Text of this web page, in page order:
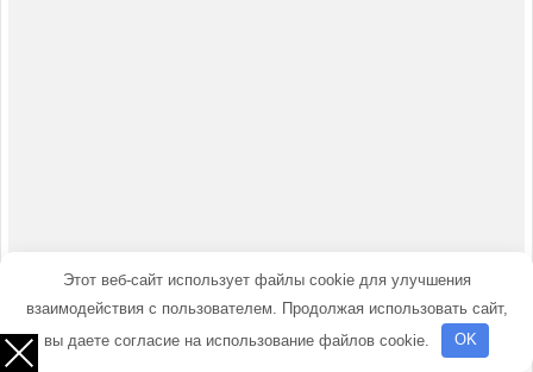
Этот веб-сайт использует файлы cookie для улучшения
взаимодействия с пользователем. Продолжая использовать сайт,
вы даете согласие на использование файлов cookie.
OK